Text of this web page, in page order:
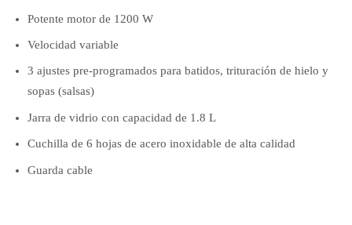
Potente motor de 1200 W
Velocidad variable
3 ajustes pre-programados para batidos, trituración de hielo y
sopas (salsas)
Jarra de vidrio con capacidad de 1.8 L
Cuchilla de 6 hojas de acero inoxidable de alta calidad
Guarda cable